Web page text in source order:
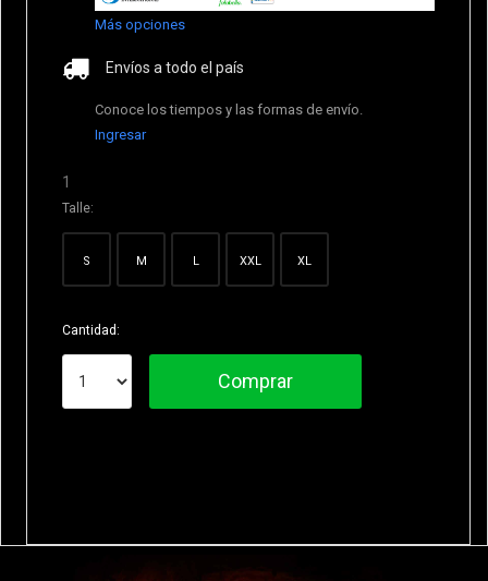
Más opciones
Envíos a todo el país
Conoce los tiempos y las formas de envío.
Ingresar
1
Talle:
S M L XXL XL
Cantidad:
Comprar